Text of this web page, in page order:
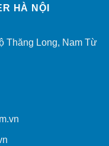
HÀ NỘI
Thăng Long, Nam Từ